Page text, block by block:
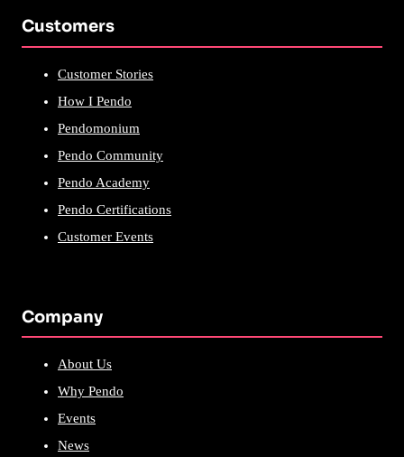
Customers
Customer Stories
How I Pendo
Pendomonium
Pendo Community
Pendo Academy
Pendo Certifications
Customer Events
Company
About Us
Why Pendo
Events
News